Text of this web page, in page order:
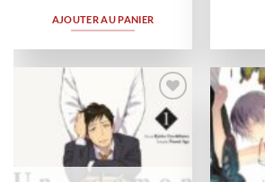
AJOUTER AU PANIER
Ajouter
à la
wishlist